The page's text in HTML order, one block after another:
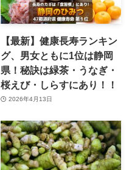
【最新】健康長寿ランキン
グ、男女ともに1位は静岡
県！秘訣は緑茶・うなぎ・
桜えび・しらすにあり！！
2026年4月13日